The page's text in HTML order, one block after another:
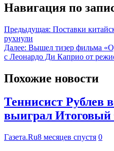
Навигация по
Предыдущая: Поставки
рухнули
Далее: Вышел тизер фильма
с Леонардо Ди Каприо от
Похожие новости
Теннисист Рублев
выиграл Итоговый
Газета.Ru8 месяцев спустя 0